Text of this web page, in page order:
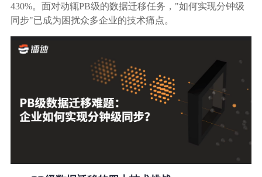
数据迁移
数据协作
帮助中心
430%。面对动辄PB级的数据迁移任务，"如何实现分钟级
同步"已成为困扰众多企业的技术痛点。